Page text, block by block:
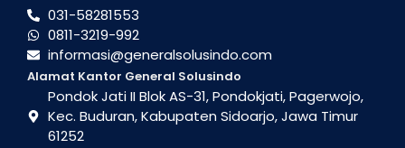
031-58281553
0811-3219-992
informasi@generalsolusindo.com
Alamat Kantor General Solusindo
Pondok Jati II Blok AS-31, Pondokjati, Pagerwojo,
Kec. Buduran, Kabupaten Sidoarjo, Jawa Timur
61252